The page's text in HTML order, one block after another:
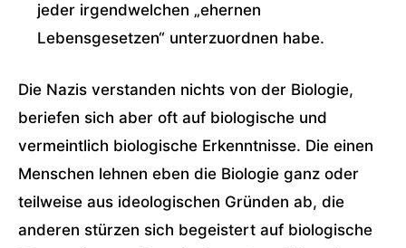
jeder irgendwelchen „ehernen
Lebensgesetzen“ unterzuordnen habe.
Die Nazis verstanden nichts von der Biologie,
beriefen sich aber oft auf biologische und
vermeintlich biologische Erkenntnisse. Die einen
Menschen lehnen eben die Biologie ganz oder
teilweise aus ideologischen Gründen ab, die
anderen stürzen sich begeistert auf biologische